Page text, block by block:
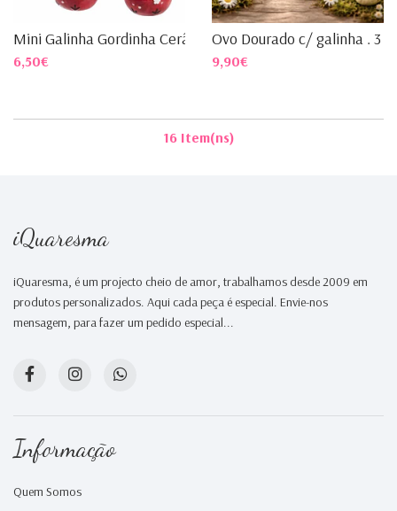
Mini Galinha Gordinha Cerâm...
6,50€
Ovo Dourado c/ galinha . 3 ...
9,90€
16 Item(ns)
iQuaresma
iQuaresma, é um projecto cheio de amor, trabalhamos desde 2009 em
produtos personalizados. Aqui cada peça é especial. Envie-nos
mensagem, para fazer um pedido especial...
Informação
Quem Somos